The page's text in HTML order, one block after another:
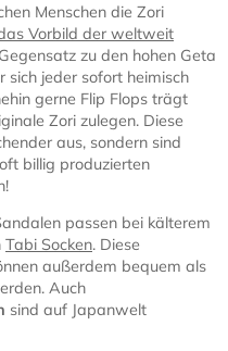
Menschen die Zori
Vorbild der weltweit
zu den hohen Geta
sich jeder sofort heimisch
gerne Flip Flops trägt
Zori zulegen. Diese
aus, sondern sind
billig produzierten
passen bei kälterem
Tabi Socken. Diese
außerdem bequem als
Auch
sind auf Japanwelt